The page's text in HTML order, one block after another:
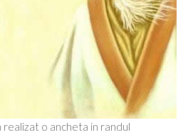
realizat o ancheta in randul